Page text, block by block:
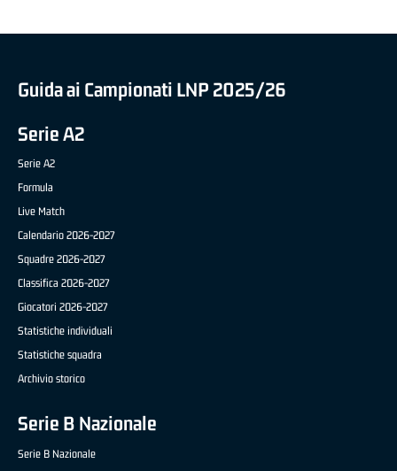
Guida ai Campionati LNP 2025/26
Serie A2
Serie A2
Formula
Live Match
Calendario 2026-2027
Squadre 2026-2027
Classifica 2026-2027
Giocatori 2026-2027
Statistiche individuali
Statistiche squadra
Archivio storico
Serie B Nazionale
Serie B Nazionale